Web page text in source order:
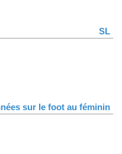
SL
sur le foot au féminin